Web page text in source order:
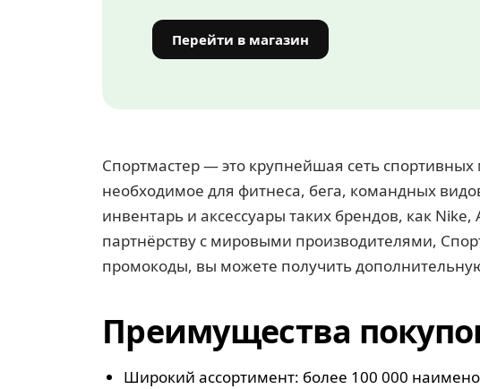
Перейти в магазин
Спортмастер — это крупнейшая сеть
необходимое для фитнеса, бега, командных
инвентарь и аксессуары таких брендов, как
партнёрству с мировыми производителями,
промокоды, вы можете получить
Преимущества
Широкий ассортимент: более 100 000